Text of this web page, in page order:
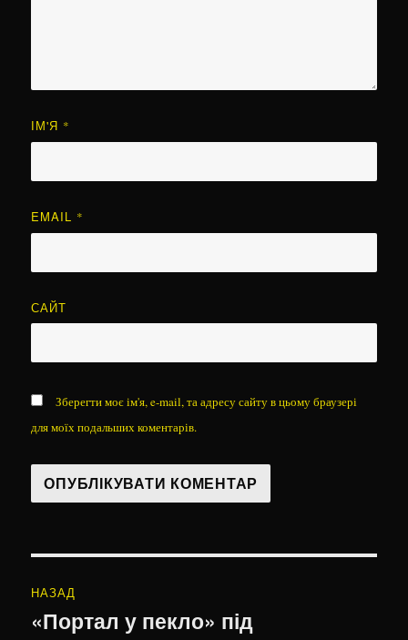
ІМ'Я *
EMAIL *
САЙТ
Зберегти моє ім'я, e-mail, та адресу сайту в цьому браузері
для моїх подальших коментарів.
записів
НАЗАД
Попередній
«Портал у пекло» під